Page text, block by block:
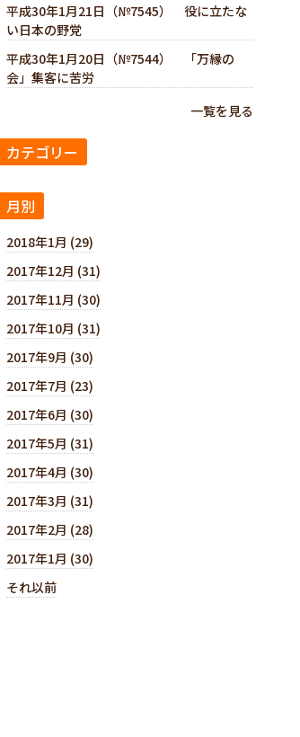
平成30年1月21日（№7545） 役に立たな
い日本の野党
平成30年1月20日（№7544） 「万縁の
会」集客に苦労
一覧を見る
カテゴリー
月別
2018年1月 (29)
2017年12月 (31)
2017年11月 (30)
2017年10月 (31)
2017年9月 (30)
2017年7月 (23)
2017年6月 (30)
2017年5月 (31)
2017年4月 (30)
2017年3月 (31)
2017年2月 (28)
2017年1月 (30)
それ以前